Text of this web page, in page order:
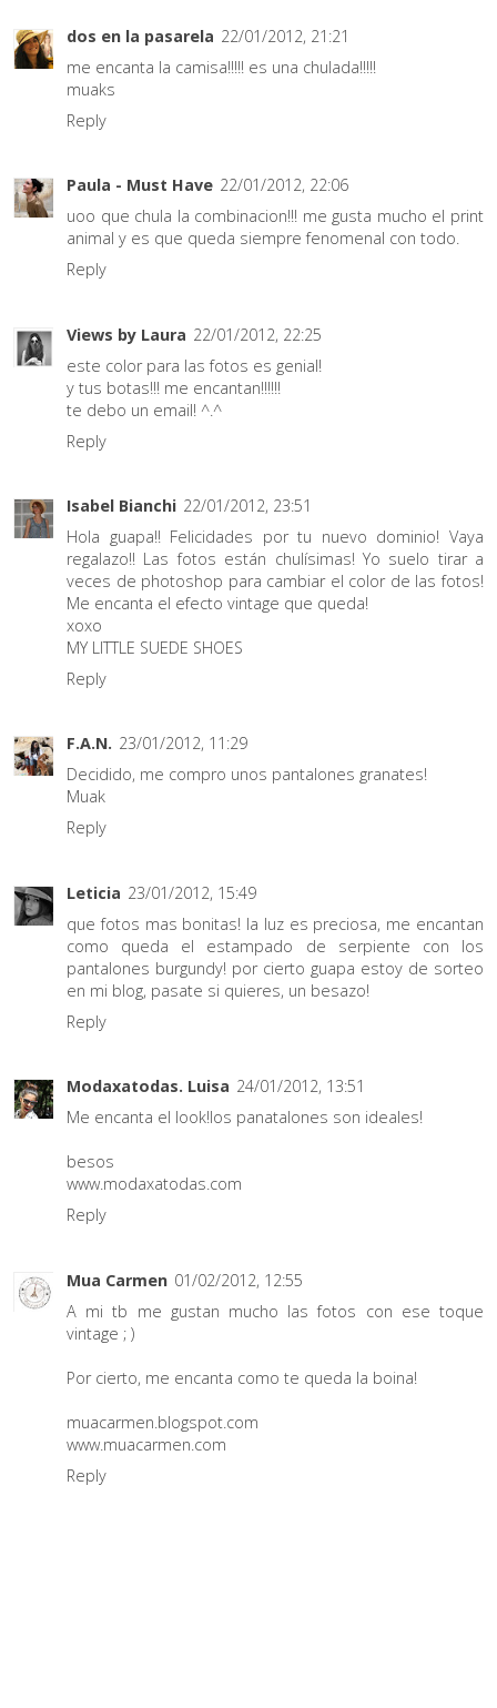
dos en la pasarela 22/01/2012, 21:21
me encanta la camisa!!!!! es una chulada!!!!!
muaks
Reply
Paula - Must Have 22/01/2012, 22:06
uoo que chula la combinacion!!! me gusta mucho el print
animal y es que queda siempre fenomenal con todo.
Reply
Views by Laura 22/01/2012, 22:25
este color para las fotos es genial!
y tus botas!!! me encantan!!!!!!
te debo un email! ^.^
Reply
Isabel Bianchi 22/01/2012, 23:51
Hola guapa!! Felicidades por tu nuevo dominio! Vaya
regalazo!! Las fotos están chulísimas! Yo suelo tirar a
veces de photoshop para cambiar el color de las fotos!
Me encanta el efecto vintage que queda!
xoxo
MY LITTLE SUEDE SHOES
Reply
F.A.N. 23/01/2012, 11:29
Decidido, me compro unos pantalones granates!
Muak
Reply
Leticia 23/01/2012, 15:49
que fotos mas bonitas! la luz es preciosa, me encantan
como queda el estampado de serpiente con los
pantalones burgundy! por cierto guapa estoy de sorteo
en mi blog, pasate si quieres, un besazo!
Reply
Modaxatodas. Luisa 24/01/2012, 13:51
Me encanta el look!los panatalones son ideales!
besos
www.modaxatodas.com
Reply
Mua Carmen 01/02/2012, 12:55
A mi tb me gustan mucho las fotos con ese toque
vintage ; )
Por cierto, me encanta como te queda la boina!
muacarmen.blogspot.com
www.muacarmen.com
Reply